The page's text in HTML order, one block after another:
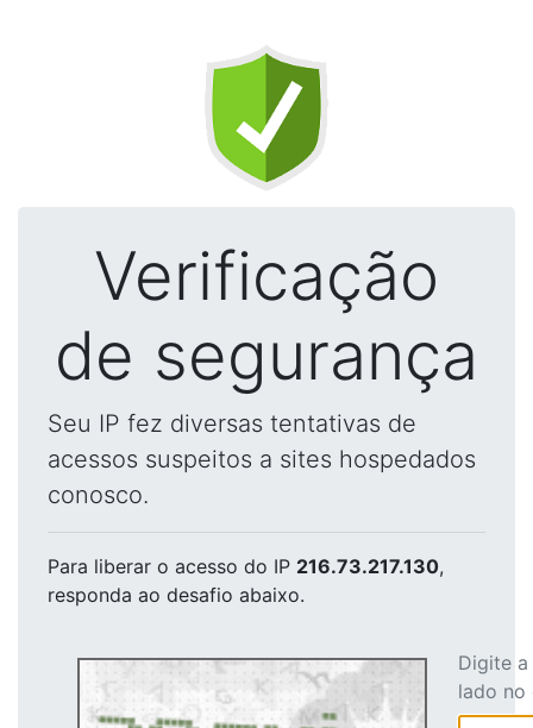
Verificação
de segurança
Seu IP fez diversas tentativas de
acessos suspeitos a sites hospedados
conosco.
Para liberar o acesso do IP 216.73.217.130,
responda ao desafio abaixo.
Digite
lado no